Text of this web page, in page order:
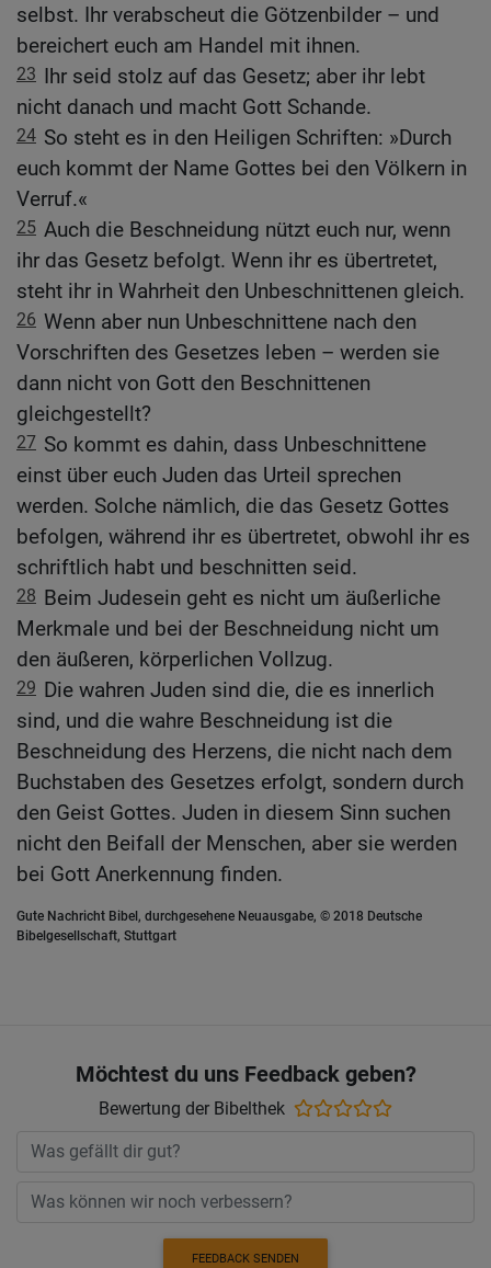
selbst. Ihr verabscheut die Götzenbilder – und
bereichert euch am Handel mit ihnen.
23 Ihr seid stolz auf das Gesetz; aber ihr lebt
nicht danach und macht Gott Schande.
24 So steht es in den Heiligen Schriften: »Durch
euch kommt der Name Gottes bei den Völkern in
Verruf.«
25 Auch die Beschneidung nützt euch nur, wenn
ihr das Gesetz befolgt. Wenn ihr es übertretet,
steht ihr in Wahrheit den Unbeschnittenen gleich.
26 Wenn aber nun Unbeschnittene nach den
Vorschriften des Gesetzes leben – werden sie
dann nicht von Gott den Beschnittenen
gleichgestellt?
27 So kommt es dahin, dass Unbeschnittene
einst über euch Juden das Urteil sprechen
werden. Solche nämlich, die das Gesetz Gottes
befolgen, während ihr es übertretet, obwohl ihr es
schriftlich habt und beschnitten seid.
28 Beim Judesein geht es nicht um äußerliche
Merkmale und bei der Beschneidung nicht um
den äußeren, körperlichen Vollzug.
29 Die wahren Juden sind die, die es innerlich
sind, und die wahre Beschneidung ist die
Beschneidung des Herzens, die nicht nach dem
Buchstaben des Gesetzes erfolgt, sondern durch
den Geist Gottes. Juden in diesem Sinn suchen
nicht den Beifall der Menschen, aber sie werden
bei Gott Anerkennung finden.
Gute Nachricht Bibel, durchgesehene Neuausgabe, © 2018 Deutsche
Bibelgesellschaft, Stuttgart
Möchtest du uns Feedback geben?
Bewertung der Bibelthek
FEEDBACK SENDEN